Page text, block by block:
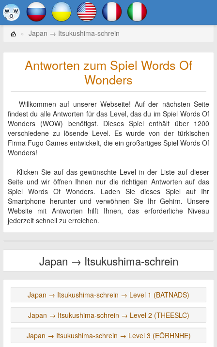
Japan → Itsukushima-schrein
Antworten zum Spiel Words Of
Wonders
Willkommen auf unserer Webseite! Auf der nächsten Seite
findest du alle Antworten für das Level, das du im Spiel Words Of
Wonders (WOW) benötigst. Dieses Spiel enthält über 1200
verschiedene zu lösende Level. Es wurde von der türkischen
Firma Fugo Games entwickelt, die ein großartiges Spiel Words Of
Wonders!
Klicken Sie auf das gewünschte Level in der Liste auf dieser
Seite und wir öffnen Ihnen nur die richtigen Antworten auf das
Spiel Words Of Wonders. Laden Sie dieses Spiel auf Ihr
Smartphone herunter und verwöhnen Sie Ihr Gehirn. Unsere
Website mit Antworten hilft Ihnen, das erforderliche Niveau
jederzeit schnell zu erreichen.
Japan → Itsukushima-schrein
Japan → Itsukushima-schrein → Level 1 (BATNADS)
Japan → Itsukushima-schrein → Level 2 (THEESLC)
Japan → Itsukushima-schrein → Level 3 (EÖRHNHE)